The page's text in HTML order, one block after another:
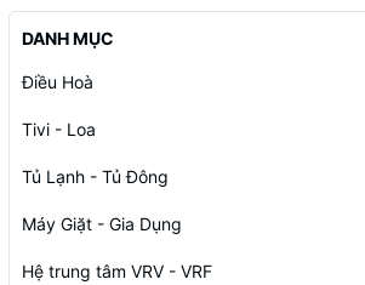
DANH MỤC
Điều Hoà
Tivi - Loa
Tủ Lạnh - Tủ Đông
Máy Giặt - Gia Dụng
Hệ trung tâm VRV - VRF